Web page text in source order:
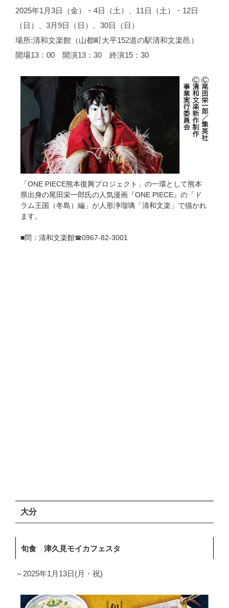
2025年1月3日（金）・4日（土）、11日（土）・12日
（日）、3月9日（日）、30日（日）
場所:清和文楽館（山都町大平152道の駅清和文楽邑）
開場13：00 開演13：30 終演15：30
「ONE PIECE熊本復興プロジェクト」の一環として熊本
県出身の尾田栄一郎氏の人気漫画『ONE PIECE』の「ド
ラム王国（冬島）編」が人形浄瑠璃「清和文楽」で描かれ
ます。
■問：清和文楽館☎0967-82-3001
大分
旬食 津久見モイカフェスタ
～2025年1月13日(月・祝)